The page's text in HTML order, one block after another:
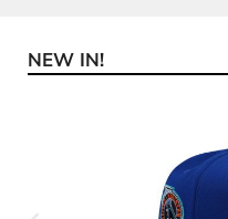
Productgalerij overslaan
NEW IN!